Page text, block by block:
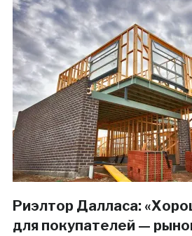
Риэлтор Далласа:
для покупателей —